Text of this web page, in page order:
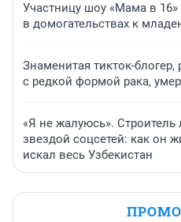
Участницу шоу «Мама в
в домогательствах к
Знаменитая тикток-
с редкой формой рака,
«Я не жалуюсь». Строитель
звездой соцсетей: как он
искал весь Узбекистан